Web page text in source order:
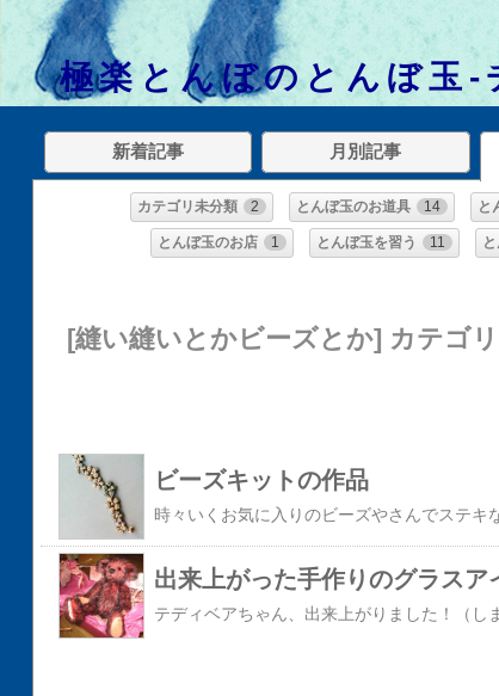
極楽とんぼのとんぼ玉
新着記事 月別記事
カテゴリ未分類 2 とんぼ玉のお道具 14 と
とんぼ玉のお店 1 とんぼ玉を習う 11
[縫い縫いとかビーズとか] カテゴ
ビーズキットの作品
出来上がった手作りのグラスア